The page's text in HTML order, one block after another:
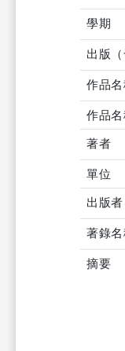
學期
出版
作品
作品名
著者
單位
出版者
著錄
摘要